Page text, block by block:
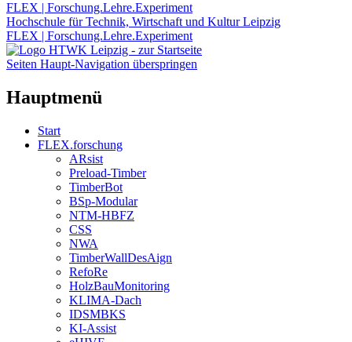
FLEX | Forschung.Lehre.Experiment
Hochschule für Technik, Wirtschaft und Kultur Leipzig
FLEX | Forschung.Lehre.Experiment
Seiten Haupt-Navigation überspringen
Hauptmenü
Start
FLEX.forschung
ARsist
Preload-Timber
TimberBot
BSp-Modular
NTM-HBFZ
CSS
NWA
TimberWallDesAign
RefoRe
HolzBauMonitoring
KLIMA-Dach
IDSMBKS
KI-Assist